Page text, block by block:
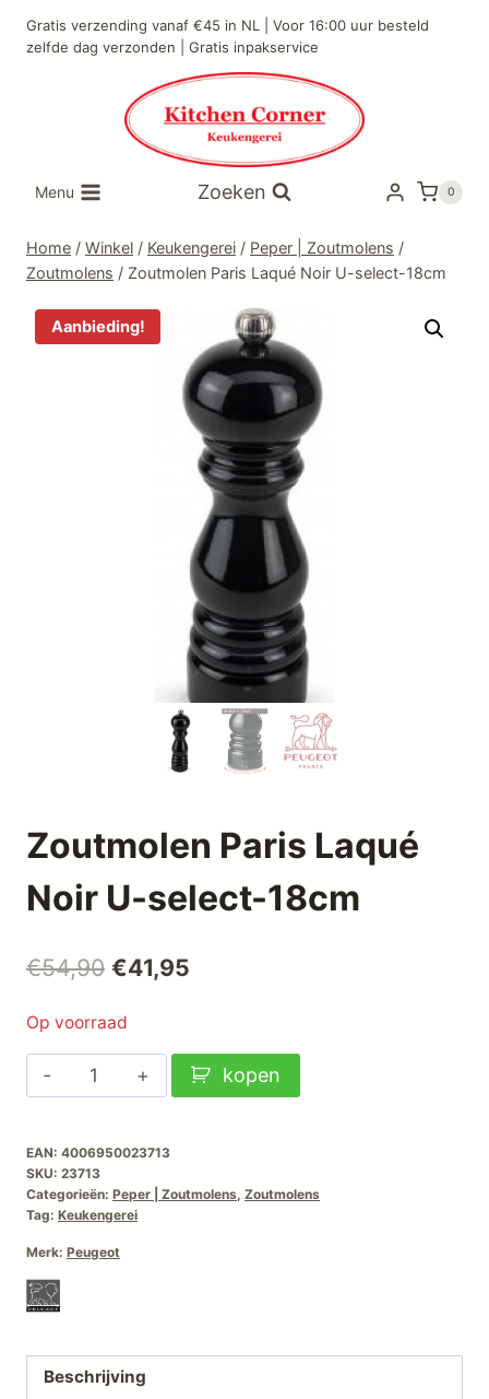
naar
Gratis verzending vanaf €45 in NL | Voor 16:00 uur besteld
zelfde dag verzonden | Gratis inpakservice
Menu Zoeken 0
Home / Winkel / Keukengerei / Peper | Zoutmolens /
Zoutmolens / Zoutmolen Paris Laqué Noir U-select-18cm
Aanbieding!
Zoutmolen Paris Laqué
Noir U-select-18cm
€54,90 Oorspronkelijke
€54,90.
€41,95
€41,95.
Op voorraad
Zoutmolen
Paris
Noir
U-
select-
18cm
kopen
EAN: 4006950023713
SKU: 23713
Categorieën: Peper | Zoutmolens, Zoutmolens
Tag: Keukengerei
Merk: Peugeot
Beschrijving